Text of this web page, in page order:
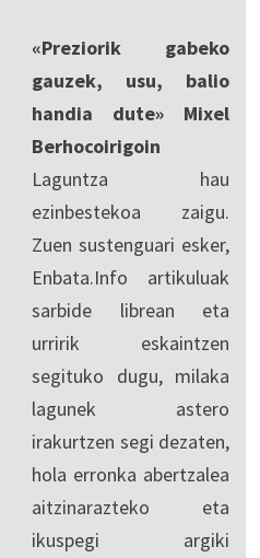
«Preziorik gabeko
gauzek, usu, balio
handia dute» Mixel
Berhocoirigoin
Laguntza hau
ezinbestekoa zaigu.
Zuen sustenguari esker,
Enbata.Info artikuluak
sarbide librean eta
urririk eskaintzen
segituko dugu, milaka
lagunek astero
irakurtzen segi dezaten,
hola erronka abertzalea
aitzinarazteko eta
ikuspegi argiki